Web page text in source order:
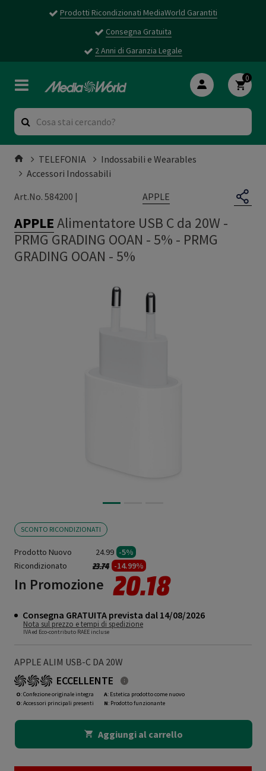
Prodotti Ricondizionati MediaWorld Garantiti
Consegna Gratuita
2 Anni di Garanzia Legale
0
TELEFONIA
Indossabili e Wearables
Accessori Indossabili
Art.No. 584200 |
APPLE
APPLEAlimentatore USB C da 20W -
PRMG GRADING OOAN - 5% - PRMG
GRADING OOAN - 5%
SCONTO RICONDIZIONATI
Prodotto Nuovo 24.99 -5%
Ricondizionato
Prezzo ridotto da
23.74a -14.99%
In Promozione 20.18
Consegna GRATUITA prevista dal 14/08/2026
Nota sul prezzo e tempi di spedizione
IVA ed Eco-contributo RAEE incluse
APPLE ALIM USB-C DA 20W
ECCELLENTE
O: Confezione originale integra
O: Accessori principali presenti
A: Estetica prodotto come nuovo
N: Prodotto funzionante
Aggiungi al carrello